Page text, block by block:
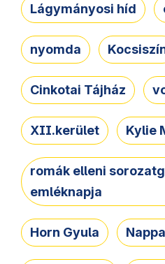
Lágymányosi híd
nyomda
Cinkotai Tájház
XII.kerület Kylie
romák elleni
emléknapja
Horn Gyula